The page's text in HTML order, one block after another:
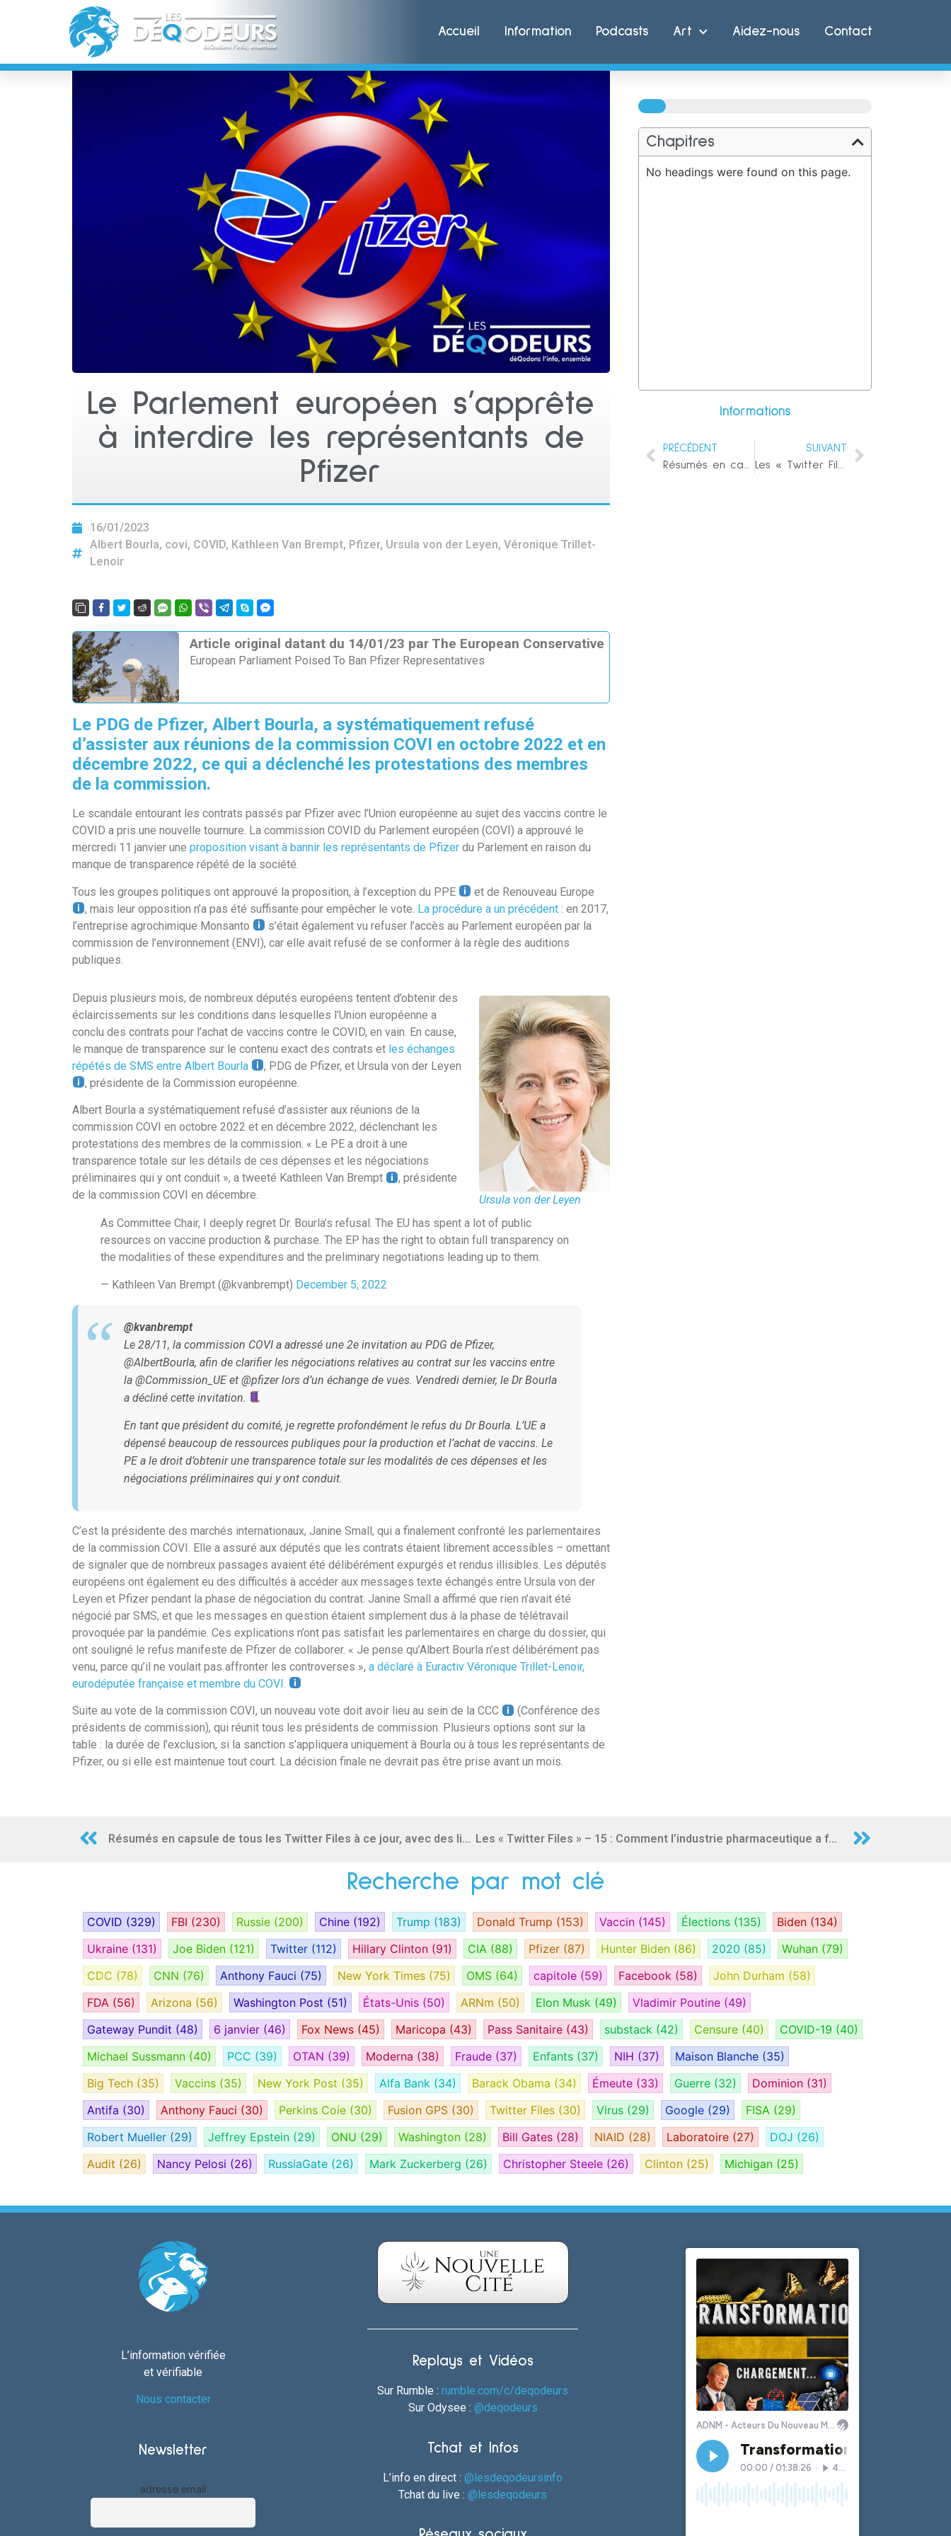
Accueil Information Podcasts Art Aidez-nous Contact
Le Parlement européen s’apprête
à interdire les représentants de
Pfizer
16/01/2023
Albert Bourla, covi, COVID, Kathleen Van Brempt, Pfizer, Ursula von der Leyen, Véronique Trillet-
Lenoir
Article original datant du 14/01/23 par The European Conservative
European Parliament Poised To Ban Pfizer Representatives
Le PDG de Pfizer, Albert Bourla, a systématiquement refusé
d’assister aux réunions de la commission COVI en octobre 2022 et en
décembre 2022, ce qui a déclenché les protestations des membres
de la commission.
Le scandale entourant les contrats passés par Pfizer avec l’Union européenne au sujet des vaccins contre le
COVID a pris une nouvelle tournure. La commission COVID du Parlement européen (COVI) a approuvé le
mercredi 11 janvier une proposition visant à bannir les représentants de Pfizer du Parlement en raison du
manque de transparence répété de la société.
Tous les groupes politiques ont approuvé la proposition, à l’exception du PPE
et de Renouveau Europe
, mais leur opposition n’a pas été suffisante pour empêcher le vote. La procédure a un précédent : en 2017,
l’entreprise agrochimique Monsanto
s’était également vu refuser l’accès au Parlement européen par la
commission de l’environnement (ENVI), car elle avait refusé de se conformer à la règle des auditions
publiques.
Ursula von der Leyen
Depuis plusieurs mois, de nombreux députés européens tentent d’obtenir des
éclaircissements sur les conditions dans lesquelles l’Union européenne a
conclu des contrats pour l’achat de vaccins contre le COVID, en vain. En cause,
le manque de transparence sur le contenu exact des contrats et les échanges
répétés de SMS entre Albert Bourla
, PDG de Pfizer, et Ursula von der Leyen
, présidente de la Commission européenne.
Albert Bourla a systématiquement refusé d’assister aux réunions de la
commission COVI en octobre 2022 et en décembre 2022, déclenchant les
protestations des membres de la commission. « Le PE a droit à une
transparence totale sur les détails de ces dépenses et les négociations
préliminaires qui y ont conduit », a tweeté Kathleen Van Brempt
, présidente
de la commission COVI en décembre.
As Committee Chair, I deeply regret Dr. Bourla’s refusal. The EU has spent a lot of public
resources on vaccine production & purchase. The EP has the right to obtain full transparency on
the modalities of these expenditures and the preliminary negotiations leading up to them.
— Kathleen Van Brempt (@kvanbrempt) December 5, 2022
@kvanbrempt
Le 28/11, la commission COVI a adressé une 2e invitation au PDG de Pfizer,
@AlbertBourla, afin de clarifier les négociations relatives au contrat sur les vaccins entre
la @Commission_UE et @pfizer lors d’un échange de vues. Vendredi dernier, le Dr Bourla
a décliné cette invitation.
En tant que président du comité, je regrette profondément le refus du Dr Bourla. L’UE a
dépensé beaucoup de ressources publiques pour la production et l’achat de vaccins. Le
PE a le droit d’obtenir une transparence totale sur les modalités de ces dépenses et les
négociations préliminaires qui y ont conduit.
C’est la présidente des marchés internationaux, Janine Small, qui a finalement confronté les parlementaires
de la commission COVI. Elle a assuré aux députés que les contrats étaient librement accessibles – omettant
de signaler que de nombreux passages avaient été délibérément expurgés et rendus illisibles. Les députés
européens ont également eu des difficultés à accéder aux messages texte échangés entre Ursula von der
Leyen et Pfizer pendant la phase de négociation du contrat. Janine Small a affirmé que rien n’avait été
négocié par SMS, et que les messages en question étaient simplement dus à la phase de télétravail
provoquée par la pandémie. Ces explications n’ont pas satisfait les parlementaires en charge du dossier, qui
ont souligné le refus manifeste de Pfizer de collaborer. « Je pense qu’Albert Bourla n’est délibérément pas
venu, parce qu’il ne voulait pas affronter les controverses », a déclaré à Euractiv Véronique Trillet-Lenoir,
eurodéputée française et membre du COVI.
Suite au vote de la commission COVI, un nouveau vote doit avoir lieu au sein de la CCC
(Conférence des
présidents de commission), qui réunit tous les présidents de commission. Plusieurs options sont sur la
table : la durée de l’exclusion, si la sanction s’appliquera uniquement à Bourla ou à tous les représentants de
Pfizer, ou si elle est maintenue tout court. La décision finale ne devrait pas être prise avant un mois.
100%
Chapitres
No headings were found on this page.
Informations
PRÉCÉDENT
SUIVANT
Résumés en capsule de tous les Twitter Files à ce jour, avec des liens et un glossaire Les « Twitter Files » – 15 : Comment l’industrie pharmaceutique a fait pression sur les réseaux sociaux pour façonner le contenu de la politique en matière de vaccins
Recherche par mot clé
COVID (329) FBI (230) Russie (200) Chine (192) Trump (183) Donald Trump (153) Vaccin (145) Élections (135) Biden (134)
Ukraine (131) Joe Biden (121) Twitter (112) Hillary Clinton (91) CIA (88) Pfizer (87) Hunter Biden (86) 2020 (85) Wuhan (79)
CDC (78) CNN (76) Anthony Fauci (75) New York Times (75) OMS (64) capitole (59) Facebook (58) John Durham (58)
FDA (56) Arizona (56) Washington Post (51) États-Unis (50) ARNm (50) Elon Musk (49) Vladimir Poutine (49)
Gateway Pundit (48) 6 janvier (46) Fox News (45) Maricopa (43) Pass Sanitaire (43) substack (42) Censure (40) COVID-19 (40)
Michael Sussmann (40) PCC (39) OTAN (39) Moderna (38) Fraude (37) Enfants (37) NIH (37) Maison Blanche (35)
Big Tech (35) Vaccins (35) New York Post (35) Alfa Bank (34) Barack Obama (34) Émeute (33) Guerre (32) Dominion (31)
Antifa (30) Anthony Fauci (30) Perkins Coie (30) Fusion GPS (30) Twitter Files (30) Virus (29) Google (29) FISA (29)
Robert Mueller (29) Jeffrey Epstein (29) ONU (29) Washington (28) Bill Gates (28) NIAID (28) Laboratoire (27) DOJ (26)
Audit (26) Nancy Pelosi (26) RussiaGate (26) Mark Zuckerberg (26) Christopher Steele (26) Clinton (25) Michigan (25)
L’information vérifiée
et vérifiable
Nous contacter
Newsletter
adresse email
Replays et Vidéos
Sur Rumble :rumble.com/c/deqodeurs
Sur Odysee : @deqodeurs
Tchat et Infos
L’info en direct :@lesdeqodeursinfo
Tchat du live :@lesdeqodeurs